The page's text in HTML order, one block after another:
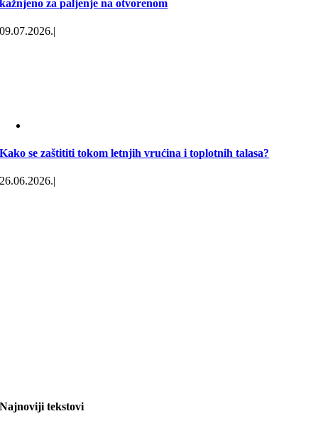
kažnjeno za paljenje na otvorenom
09.07.2026.|
Kako se zaštititi tokom letnjih vrućina i toplotnih talasa?
26.06.2026.|
Najnoviji tekstovi